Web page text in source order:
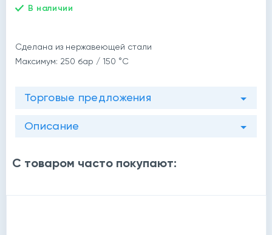
В наличии
Сделана из нержавеющей стали
Максимум: 250 бар / 150 °C
Торговые предложения
Описание
С товаром часто покупают: